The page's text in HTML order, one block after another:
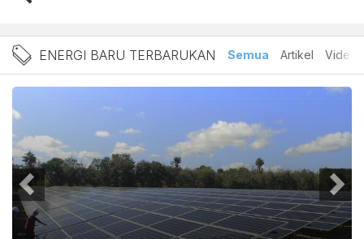
ENERGI: Berita Energi
ENERGI BARU TERBARUKAN Semua Artikel Video